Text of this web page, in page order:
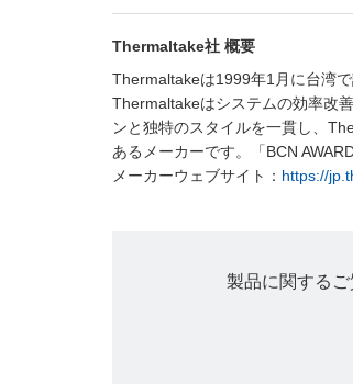
Thermaltake社 概要
Thermaltakeは1999年1月に台湾
Thermaltakeはシステムの効率改
ンと独特のスタイルを一貫し、
あるメーカーです。「BCN
メーカーウェブサイト： https://
製品に関する